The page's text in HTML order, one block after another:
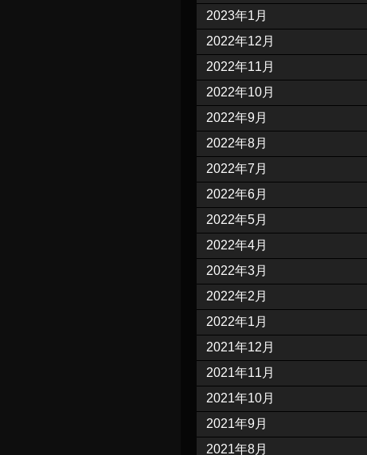
2023年1月
2022年12月
2022年11月
2022年10月
2022年9月
2022年8月
2022年7月
2022年6月
2022年5月
2022年4月
2022年3月
2022年2月
2022年1月
2021年12月
2021年11月
2021年10月
2021年9月
2021年8月